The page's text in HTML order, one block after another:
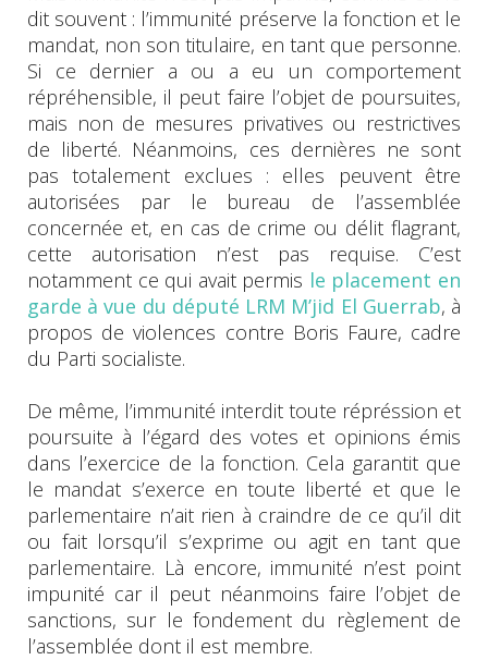
dit souvent : l’immunité préserve la fonction et le
mandat, non son titulaire, en tant que personne.
Si ce dernier a ou a eu un comportement
répréhensible, il peut faire l’objet de poursuites,
mais non de mesures privatives ou restrictives
de liberté. Néanmoins, ces dernières ne sont
pas totalement exclues : elles peuvent être
autorisées par le bureau de l’assemblée
concernée et, en cas de crime ou délit flagrant,
cette autorisation n’est pas requise. C’est
notamment ce qui avait permis le placement en
garde à vue du député LRM M’jid El Guerrab, à
propos de violences contre Boris Faure, cadre
du Parti socialiste.
De même, l’immunité interdit toute répréssion et
poursuite à l’égard des votes et opinions émis
dans l’exercice de la fonction. Cela garantit que
le mandat s’exerce en toute liberté et que le
parlementaire n’ait rien à craindre de ce qu’il dit
ou fait lorsqu’il s’exprime ou agit en tant que
parlementaire. Là encore, immunité n’est point
impunité car il peut néanmoins faire l’objet de
sanctions, sur le fondement du règlement de
l’assemblée dont il est membre.